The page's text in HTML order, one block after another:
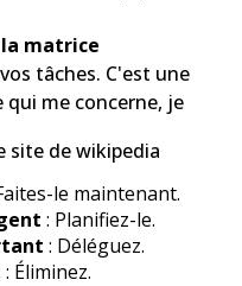
la matrice
tâches. C'est une
qui me concerne, je
le maintenant.
: Planifiez-le.
: Déléguez.
: Éliminez.